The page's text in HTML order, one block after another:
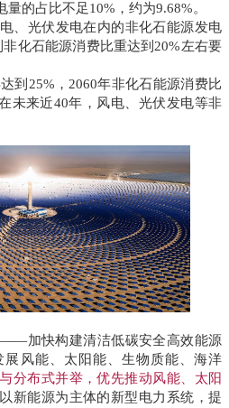
的占比不足10%，约为9.68%。
、光伏发电在内的非化石能源发电
化石能源消费比重达到20%左右要
到25%，2060年非化石能源消费比
未来近40年，风电、光伏发电等非
——加快构建清洁低碳安全高效能源
风能、太阳能、生物质能、海洋
分布式并举，优先推动风能、太阳
新能源为主体的新型电力系统，提